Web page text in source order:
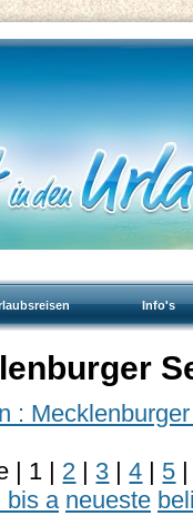
Info's
:
| 1 | 2 | 3 | 4 | 5 |
bis a neueste